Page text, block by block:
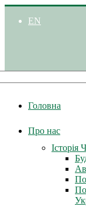
EN
Головна
Про нас